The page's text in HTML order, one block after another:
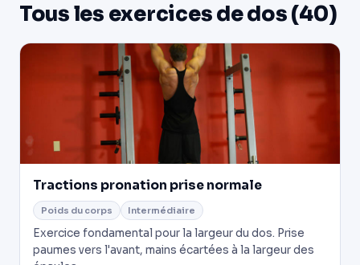
Tous les exercices de dos (40)
Tractions pronation prise normale
Poids du corps Intermédiaire
Exercice fondamental pour la largeur du dos. Prise
paumes vers l'avant, mains écartées à la largeur des